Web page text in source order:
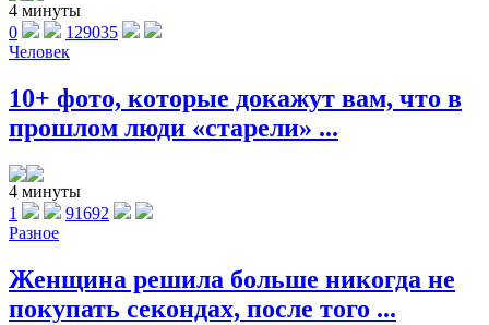
4 минуты
0
129035
Человек
10+ фото, которые докажут вам, что в
прошлом люди «старели» ...
4 минуты
1
91692
Разное
Женщина решила больше никогда не
покупать секондах, после того ...